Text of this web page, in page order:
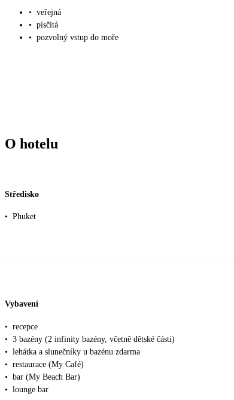
• veřejná
• písčitá
• pozvolný vstup do moře
O hotelu
Středisko
• Phuket
Vybavení
• recepce
• 3 bazény (2 infinity bazény, včetně dětské části)
• lehátka a slunečníky u bazénu zdarma
• restaurace (My Café)
• bar (My Beach Bar)
• lounge bar